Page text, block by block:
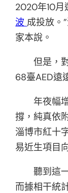
2020年10月
波成投放。
家本說。
但是，對
68臺AED遠
年夜幅增
撐，純真依
淄博市紅十
易近生項目
聽到這一
而據相干統